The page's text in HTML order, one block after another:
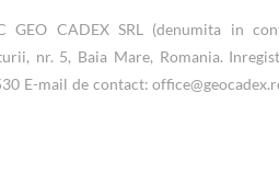
GEO CADEX SRL (denumita in
nr. 5, Baia Mare, Romania.
E-mail de contact: